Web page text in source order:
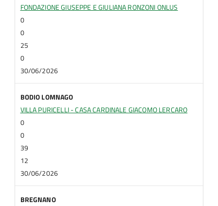
FONDAZIONE GIUSEPPE E GIULIANA RONZONI ONLUS
0
0
25
0
30/06/2026
BODIO LOMNAGO
VILLA PURICELLI - CASA CARDINALE GIACOMO LERCARO
0
0
39
12
30/06/2026
BREGNANO